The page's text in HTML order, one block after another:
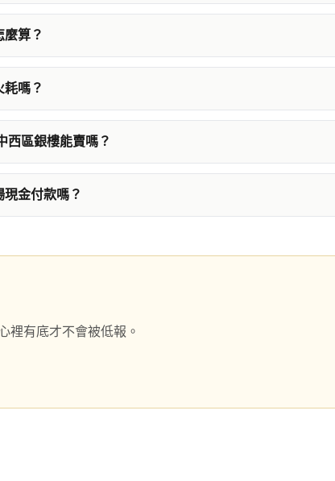
麼算？
耗嗎？
西區銀樓能賣嗎？
金付款嗎？
裡有底才不會被低報。